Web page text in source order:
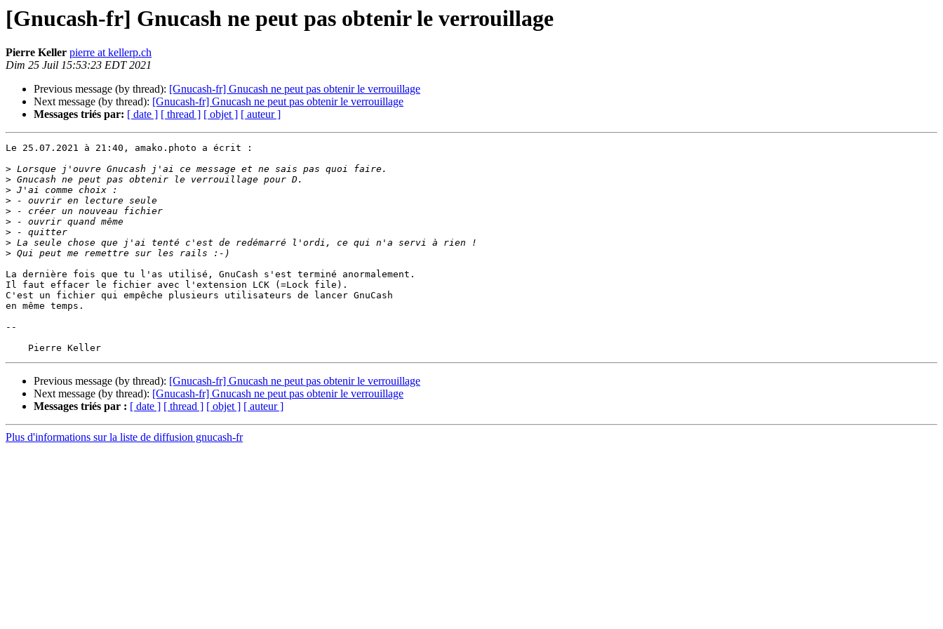
[Gnucash-fr] Gnucash ne peut pas obtenir le verrouillage
Pierre Keller pierre at kellerp.ch
Dim 25 Juil 15:53:23 EDT 2021
Previous message (by thread): [Gnucash-fr] Gnucash ne peut pas obtenir le verrouillage
Next message (by thread): [Gnucash-fr] Gnucash ne peut pas obtenir le verrouillage
Messages triés par: [ date ] [ thread ] [ objet ] [ auteur ]
Le 25.07.2021 à 21:40, amako.photo a écrit :
>
>
>
>
>
>
>
>
>
La dernière fois que tu l'as utilisé, GnuCash s'est terminé anormalement.
Il faut effacer le fichier avec l'extension LCK (=Lock file).
C'est un fichier qui empêche plusieurs utilisateurs de lancer GnuCash
en même temps.
--
Previous message (by thread): [Gnucash-fr] Gnucash ne peut pas obtenir le verrouillage
Next message (by thread): [Gnucash-fr] Gnucash ne peut pas obtenir le verrouillage
Messages triés par : [ date ] [ thread ] [ objet ] [ auteur ]
Plus d'informations sur la liste de diffusion gnucash-fr